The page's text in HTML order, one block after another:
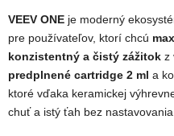
VEEV ONE je moderný
pre používateľov, ktorí chcú
konzistentný a čistý zážitok z
predplnené cartridge 2 ml a
ktoré vďaka keramickej
chuť a istý ťah bez nastavovania.